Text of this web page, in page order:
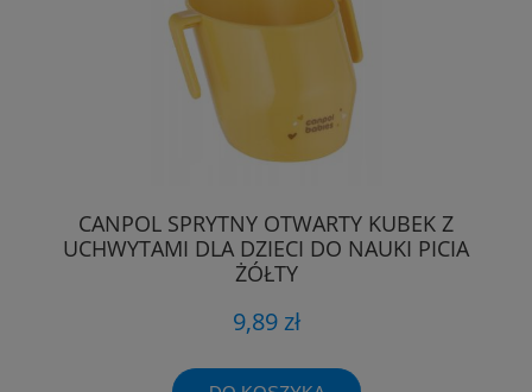
CANPOL SPRYTNY OTWARTY KUBEK Z
UCHWYTAMI DLA DZIECI DO NAUKI PICIA
ŻÓŁTY
9,89 zł